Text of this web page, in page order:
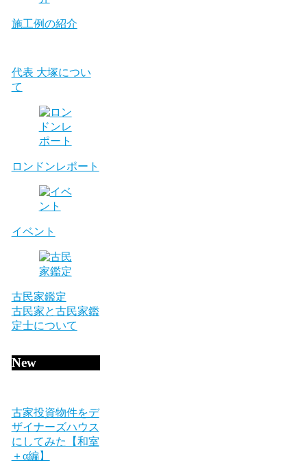
施工例の紹介
代表 大塚につい
て
ロンドンレポート
イベント
古民家鑑定
古民家と古民家鑑
定士について
New
古家投資物件をデ
ザイナーズハウス
にしてみた【和室
＋α編】